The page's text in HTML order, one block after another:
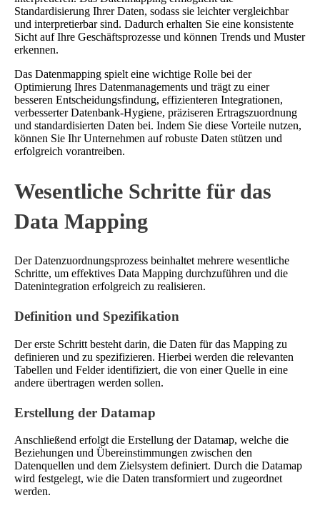
Standardisierung Ihrer Daten, sodass sie leichter vergleichbar
und interpretierbar sind. Dadurch erhalten Sie eine konsistente
Sicht auf Ihre Geschäftsprozesse und können Trends und Muster
erkennen.
Das Datenmapping spielt eine wichtige Rolle bei der
Optimierung Ihres Datenmanagements und trägt zu einer
besseren Entscheidungsfindung, effizienteren Integrationen,
verbesserter Datenbank-Hygiene, präziseren Ertragszuordnung
und standardisierten Daten bei. Indem Sie diese Vorteile nutzen,
können Sie Ihr Unternehmen auf robuste Daten stützen und
erfolgreich vorantreiben.
Wesentliche Schritte für das
Data Mapping
Der Datenzuordnungsprozess beinhaltet mehrere wesentliche
Schritte, um effektives Data Mapping durchzuführen und die
Datenintegration erfolgreich zu realisieren.
Definition und Spezifikation
Der erste Schritt besteht darin, die Daten für das Mapping zu
definieren und zu spezifizieren. Hierbei werden die relevanten
Tabellen und Felder identifiziert, die von einer Quelle in eine
andere übertragen werden sollen.
Erstellung der Datamap
Anschließend erfolgt die Erstellung der Datamap, welche die
Beziehungen und Übereinstimmungen zwischen den
Datenquellen und dem Zielsystem definiert. Durch die Datamap
wird festgelegt, wie die Daten transformiert und zugeordnet
werden.